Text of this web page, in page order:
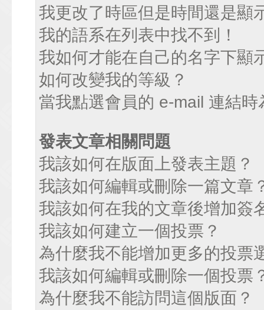
我更改了時區但是時間還是顯
我的語系在列表中找不到！
我如何才能在自己的名字下顯
如何改變我的等級？
當我點選會員的 e-mail 連結
發表文章相關問題
我該如何在版面上發表主題？
我該如何編輯或刪除一篇文章
我該如何在我的文章後增加簽
我該如何建立一個投票？
為什麼我不能增加更多的投票
我該如何編輯或刪除一個投票
為什麼我不能訪問這個版面？